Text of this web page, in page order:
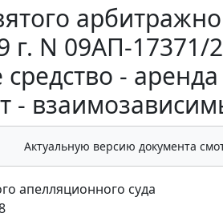
г. N 09АП-
-
-
Актуальную версию документа
апелляционного суда